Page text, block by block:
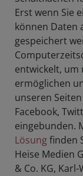
Erst wenn Sie
können Daten
gespeichert
entwickelt,
ermöglichen
unseren
Facebook,
eingebunden.
Lösungfinden
Heise Medien
& Co. KG,